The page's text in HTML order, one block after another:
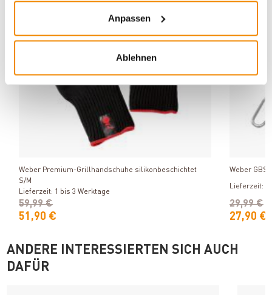
Anpassen
Ablehnen
Produkt ansehen
Weber Premium-Grillhandschuhe silikonbeschichtet
S/M
Lieferzeit: 1 bis 3 Werktage
51,90 €
59,99 €
Weber
Lieferzeit: 1
27,90 €
29,99 €
ANDERE INTERESSIERTEN SICH AUCH
DAFÜR